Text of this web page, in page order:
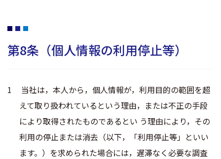
第8条（個人情報の利用停止等）
当社は，本人から，個人情報が，利用目的の範囲を超
えて取り扱われているという理由，または不正の手段
により取得されたものであるとい う理由により，その
利用の停止または消去（以下，「利用停止等」といい
ます。）を求められた場合には，遅滞なく必要な調査